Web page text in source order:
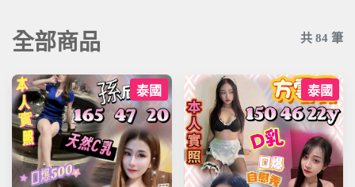
全部商品 共 84 筆
泰國 泰國